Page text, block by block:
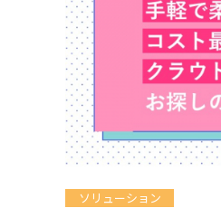
ソリューション